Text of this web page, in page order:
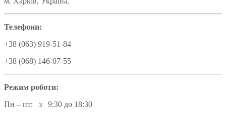
Телефони:
+38 (063) 919-51-84
+38 (068) 146-07-55
Режим роботи:
Пн – пт: з 9:30 до 18:30